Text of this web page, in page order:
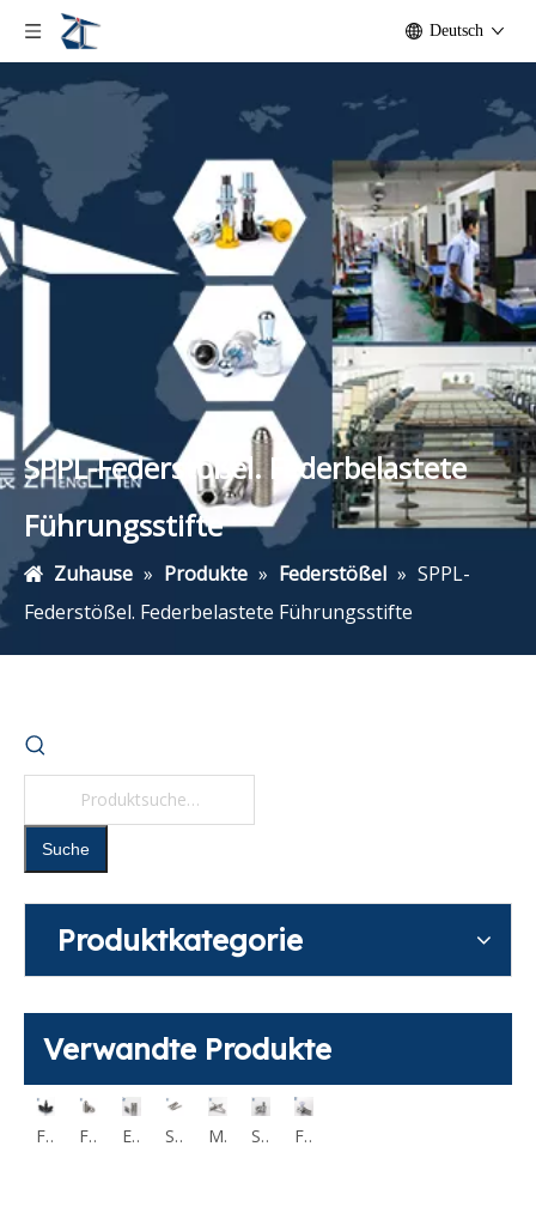
Deutsch
SPPL-Federstößel. Federbelastete
Führungsstifte
Zuhause » Produkte » Federstößel » SPPL-
Federstößel. Federbelastete Führungsstifte
Suche
Produktkategorie
Verwandte Produkte
Federstößel mit Stift- und Sechskantmaßen in Zoll Federstößel kurz Edelstahl SPJK SPJZ Edelstahlflansch Federstößel Micro Short MPFS Standard-Mikrofederstößel, flach, kugelförmig, MPFL Mikro-Federkolben-Stellschraube, flache Nase MPFLT5-4 Seitliche Federstößel glatt ohne Dichtung Federbelastete Führungsstifte Plunger ZGPL